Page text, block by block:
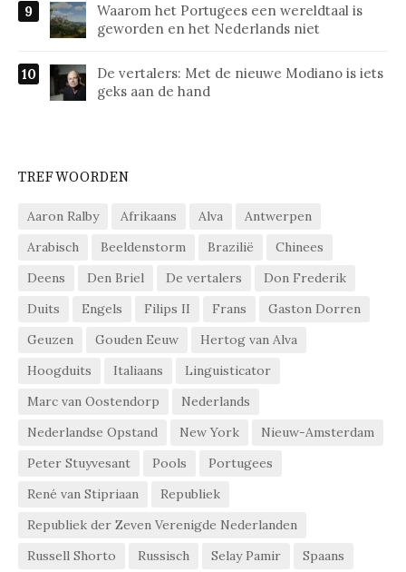
Waarom het Portugees een wereldtaal is
geworden en het Nederlands niet
De vertalers: Met de nieuwe Modiano is iets
geks aan de hand
TREFWOORDEN
Aaron Ralby Afrikaans Alva
Antwerpen
Arabisch
Beeldenstorm Brazilië
Chinees
Deens
Den Briel De vertalers
Don Frederik
Duits
Engels Filips II Frans
Gaston Dorren
Geuzen
Gouden Eeuw
Hertog van Alva
Hoogduits
Italiaans
Linguisticator
Marc van Oostendorp
Nederlands
Nederlandse Opstand
New York
Nieuw-Amsterdam
Peter Stuyvesant
Pools
Portugees
René van Stipriaan
Republiek
Republiek der Zeven Verenigde Nederlanden
Russell Shorto
Russisch Selay Pamir Spaans